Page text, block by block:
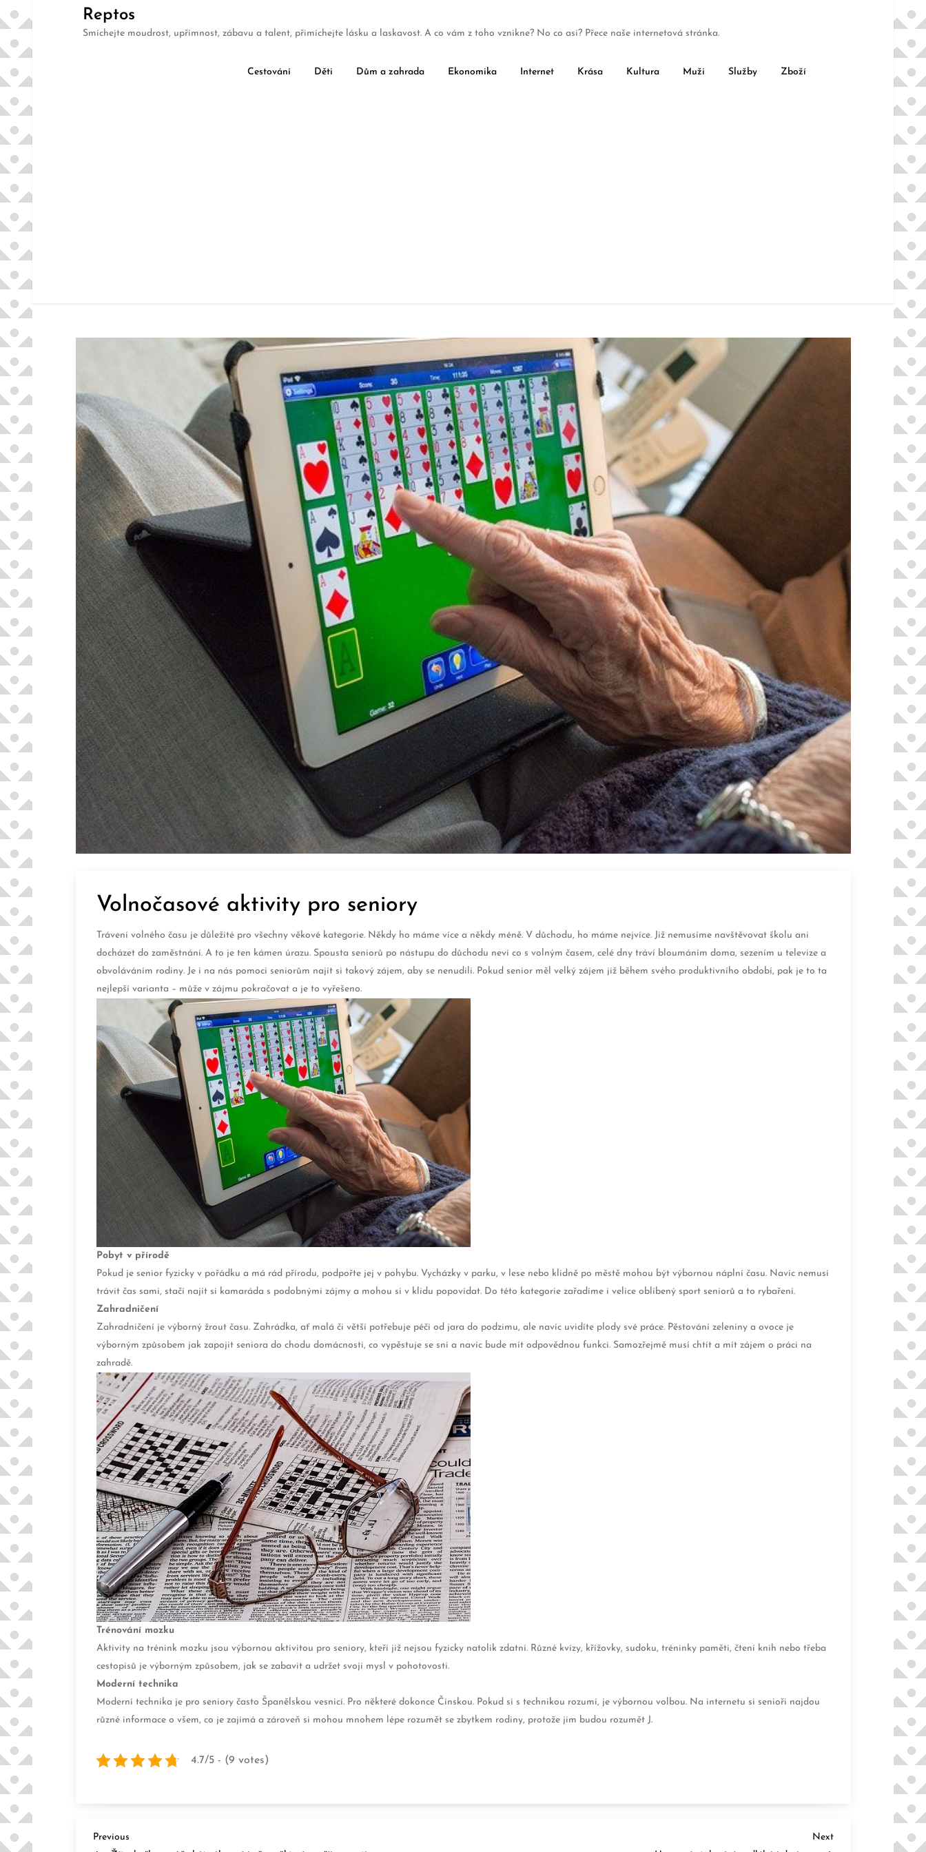
Reptos
Smíchejte moudrost, upřímnost, zábavu a talent, přimíchejte lásku a laskavost. A co vám z toho vznikne? No co asi? Přece naše internetová stránka.
Cestování Děti Dům a zahrada Ekonomika Internet Krása Kultura Muži Služby Zboží
Volnočasové aktivity pro seniory
Trávení volného času je důležité pro všechny věkové kategorie. Někdy ho máme více a někdy méně. V důchodu, ho máme nejvíce. Již nemusíme navštěvovat školu ani
docházet do zaměstnání. A to je ten kámen úrazu. Spousta seniorů po nástupu do důchodu neví co s volným časem, celé dny tráví bloumáním doma, sezením u televize a
obvoláváním rodiny. Je i na nás pomoci seniorům najít si takový zájem, aby se nenudili. Pokud senior měl velký zájem již během svého produktivního období, pak je to ta
nejlepší varianta – může v zájmu pokračovat a je to vyřešeno.
Pobyt v přírodě
Pokud je senior fyzicky v pořádku a má rád přírodu, podpořte jej v pohybu. Vycházky v parku, v lese nebo klidně po městě mohou být výbornou náplní času. Navíc nemusí
trávit čas sami, stačí najít si kamaráda s podobnými zájmy a mohou si v klidu popovídat. Do této kategorie zařadíme i velice oblíbený sport seniorů a to rybaření.
Zahradničení
Zahradničení je výborný žrout času. Zahrádka, ať malá či větší potřebuje péči od jara do podzimu, ale navíc uvidíte plody své práce. Pěstování zeleniny a ovoce je
výborným způsobem jak zapojit seniora do chodu domácnosti, co vypěstuje se sní a navíc bude mít odpovědnou funkci. Samozřejmě musí chtít a mít zájem o práci na
zahradě.
Trénování mozku
Aktivity na trénink mozku jsou výbornou aktivitou pro seniory, kteří již nejsou fyzicky natolik zdatní. Různé kvízy, křížovky, sudoku, tréninky paměti, čtení knih nebo třeba
cestopisů je výborným způsobem, jak se zabavit a udržet svoji mysl v pohotovosti.
Moderní technika
Moderní technika je pro seniory často Španělskou vesnicí. Pro některé dokonce Čínskou. Pokud si s technikou rozumí, je výbornou volbou. Na internetu si senioři najdou
různé informace o všem, co je zajímá a zároveň si mohou mnohem lépe rozumět se zbytkem rodiny, protože jim budou rozumět J.
4.7/5 - (9 votes)
N
Previous
Previous
Next
Next